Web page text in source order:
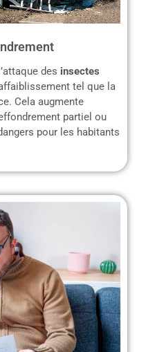
des insectes
tel que la
Cela augmente
partiel ou
pour les habitants